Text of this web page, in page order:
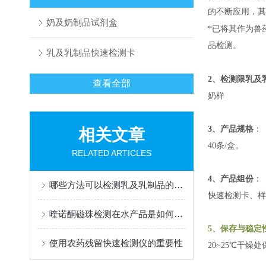
奶及奶制品试剂盒
乳及乳制品快速检测卡
查看全部
相关文章
RELATED ARTICLES
哪些方法可以检测乳及乳制品的掺假
喹诺酮磁珠检测在水产品是如何应用的？
使用农药残留快速检测仪的重要性
的不断应用，
*已将其作为兽
品检测。
2、检测限乳及
奶样
3、产品规格 ：
40条/盒。
4、产品组份：
快速检测卡、
5、保存与稳定
20~25℃干燥处